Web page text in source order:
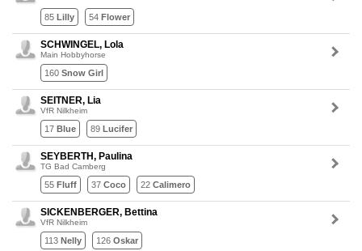
85 Lilly 54 Flower
SCHWINGEL, Lola
Main Hobbyhorse
160 Snow Girl
SEITNER, Lia
VfR Nilkheim
17 Blue 89 Lucifer
SEYBERTH, Paulina
TG Bad Camberg
55 Fluff 37 Coco 22 Calimero
SICKENBERGER, Bettina
VfR Nilkheim
113 Nelly 126 Oskar